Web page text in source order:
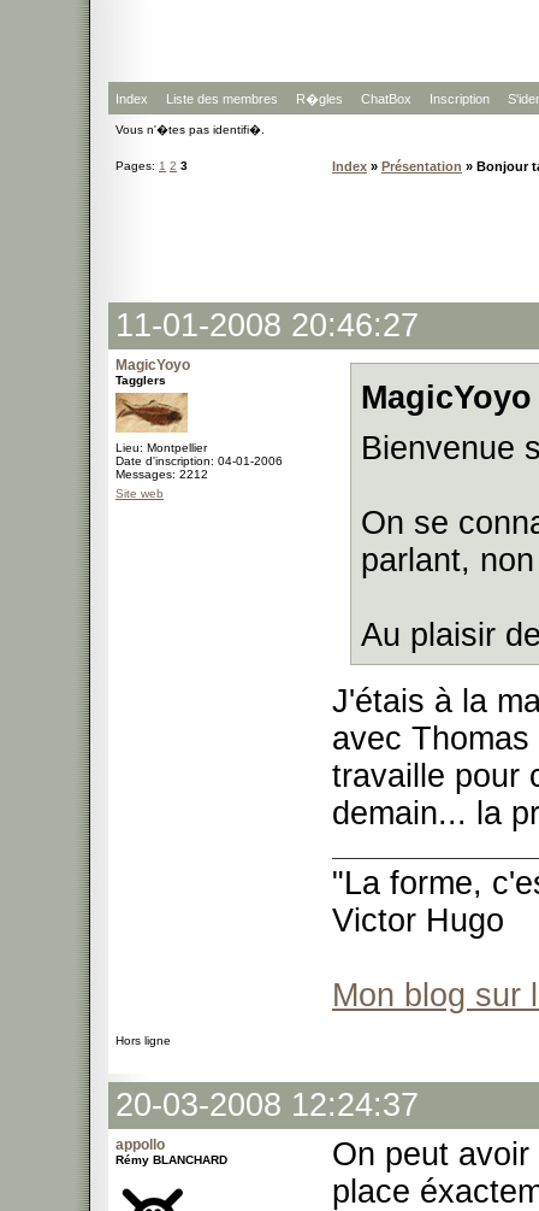
Index Liste des membres R�gles ChatBox Inscription
Vous n'�tes pas identifi�.
Pages: 1 2 3 Index » Présentation » Bonjour
11-01-2008 20:46:27
MagicYoyo
Tagglers
Lieu: Montpellier
Date d'inscription: 04-01-2006
Messages: 2212
Site web
Bienvenue
On se
parlant,
Au plaisir
J'étais à la
avec
travaille pour
demain... la
"La forme,
Victor Hugo
Mon blog sur
Hors ligne
20-03-2008 12:24:37
appollo
Rémy BLANCHARD
On peut
place